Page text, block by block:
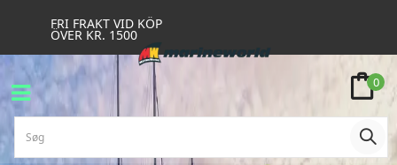
FRI FRAKT VID KÖP
ÖVER KR. 1500
0